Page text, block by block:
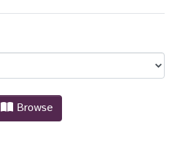
Produção Científica
Browse